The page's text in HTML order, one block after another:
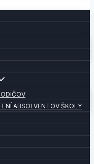
ABSOLVENTOV ŠKOLY